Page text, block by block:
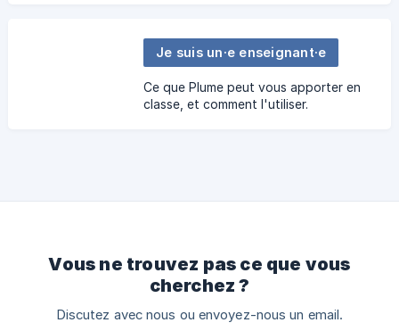
Je suis un·e enseignant·e
Ce que Plume peut vous apporter en
classe, et comment l'utiliser.
Vous ne trouvez pas ce que vous
cherchez ?
Discutez avec nous ou envoyez-nous un email.